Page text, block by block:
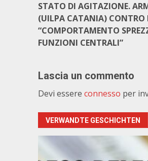
STATO DI AGITAZIONE.
(UILPA CATANIA) CONTRO
“COMPORTAMENTO
FUNZIONI CENTRALI”
Lascia un commento
Devi essere connesso per
VERWANDTE GESCHICHTEN